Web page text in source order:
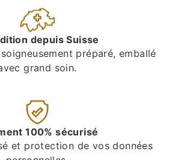
depuis Suisse
préparé, emballé
grand soin.
100% sécurisé
et protection de vos données